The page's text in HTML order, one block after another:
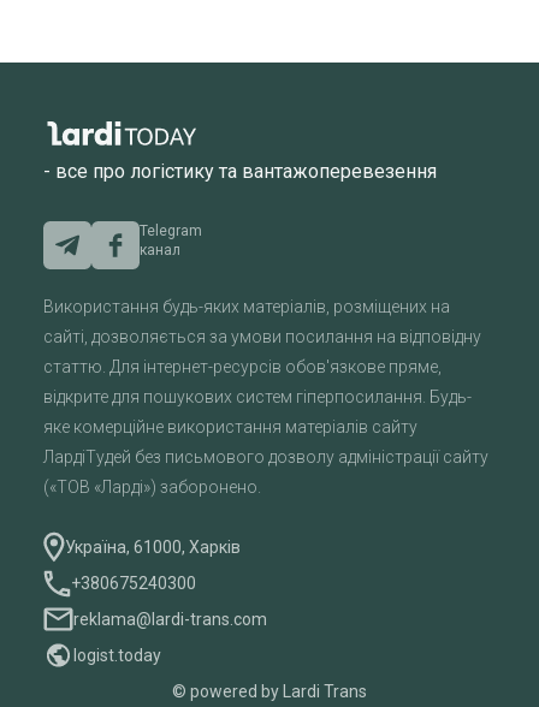
- все про логістику та вантажоперевезення
Telegram
канал
Використання будь-яких матеріалів, розміщених на
сайті, дозволяється за умови посилання на відповідну
статтю. Для інтернет-ресурсів обов'язкове пряме,
відкрите для пошукових систем гіперпосилання. Будь-
яке комерційне використання матеріалів сайту
ЛардіТудей без письмового дозволу адміністрації сайту
(«ТОВ «Ларді») заборонено.
Україна, 61000, Харків
+380675240300
reklama@lardi-trans.com
logist.today
© powered by Lardi Trans